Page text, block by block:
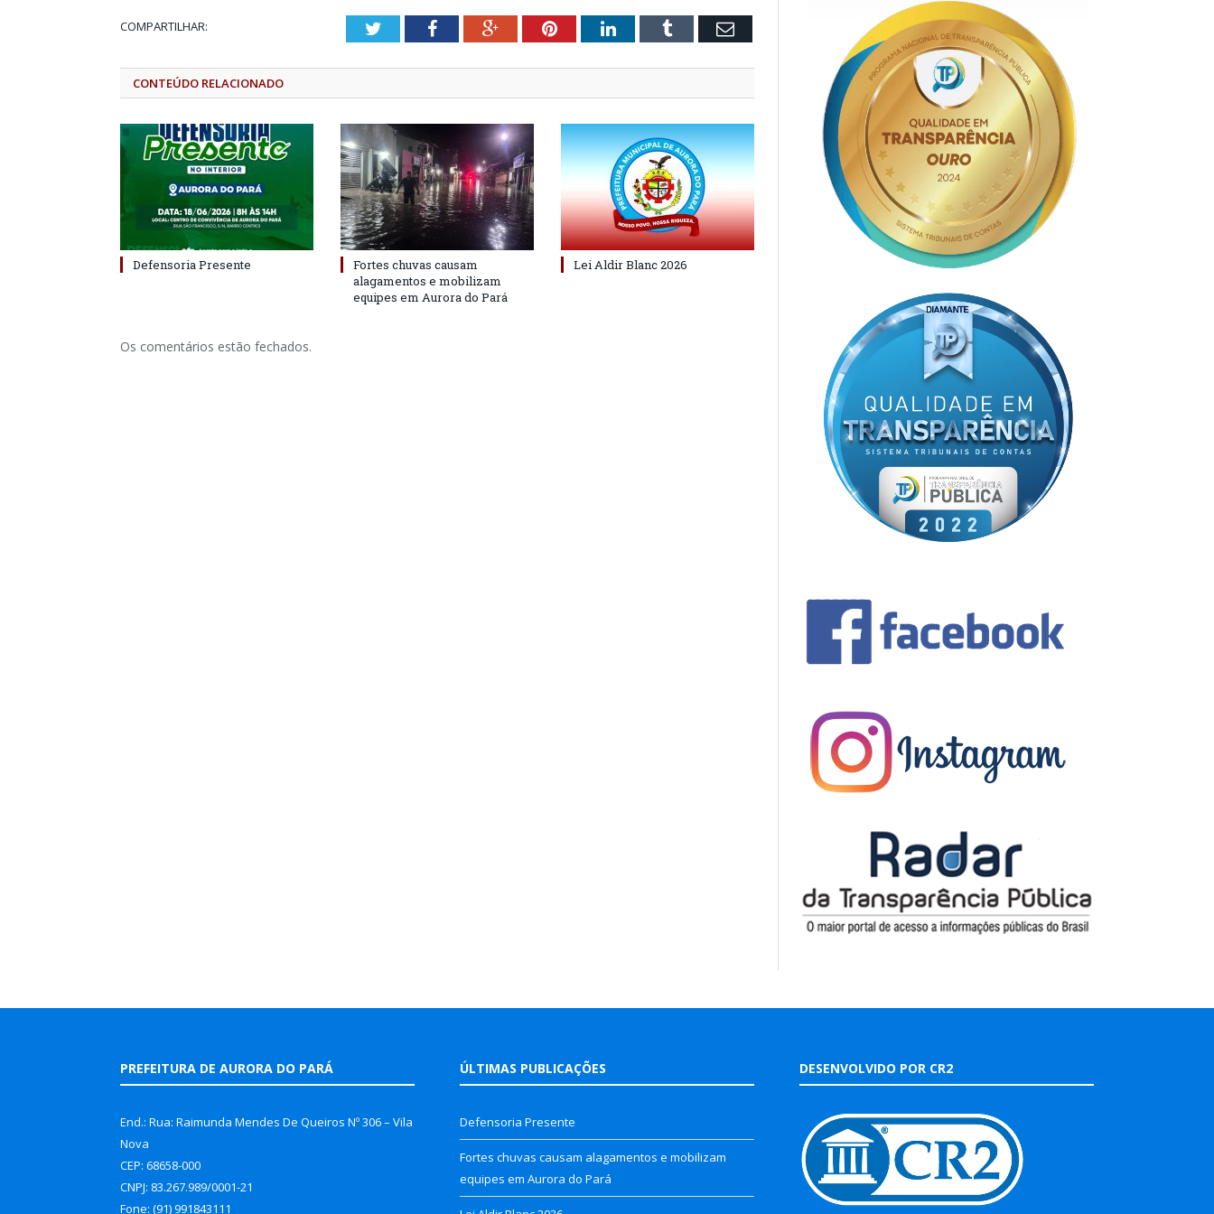
COMPARTILHAR: TwitterFacebookGoogle+PinterestLinkedInTumblr Email
CONTEÚDO RELACIONADO
Defensoria Presente
Fortes chuvas causam
alagamentos e mobilizam
equipes em Aurora do Pará
Lei Aldir Blanc 2026
Os comentários estão fechados.
PREFEITURA DE AURORA DO PARÁ
End.: Rua: Raimunda Mendes De Queiros Nº 306 – Vila
Nova
CEP: 68658-000
CNPJ: 83.267.989/0001-21
Fone: (91) 991843111
ÚLTIMAS PUBLICAÇÕES
Defensoria Presente
Fortes chuvas causam alagamentos e mobilizam
equipes em Aurora do Pará
DESENVOLVIDO POR CR2